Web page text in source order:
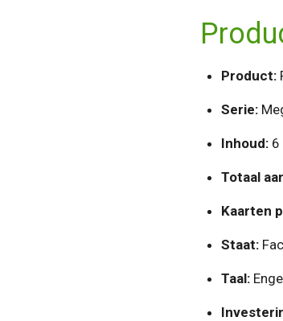
Product:
Serie:
Inhoud:6
Totaal
Kaarten
Staat:
Taal: